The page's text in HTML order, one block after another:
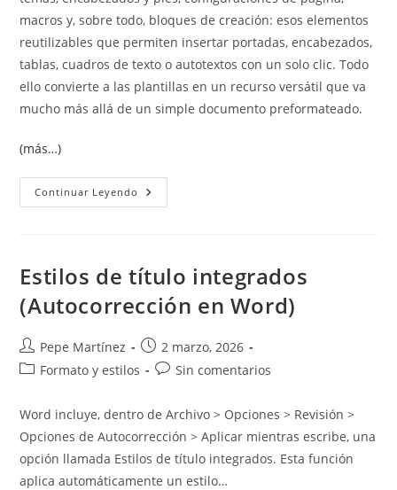
macros y, sobre todo, bloques de creación: esos elementos
reutilizables que permiten insertar portadas, encabezados,
tablas, cuadros de texto o autotextos con un solo clic. Todo
ello convierte a las plantillas en un recurso versátil que va
mucho más allá de un simple documento preformateado.
(más…)
Continuar Leyendo Tipos
De
Estilos de título integrados
(Autocorrección en Word)
Autor
de
Pepe Martínez
Publicación
de
2 marzo, 2026
Categoría
la
entrada:
Formato y estilos
Comentarios
entrada:
Sin comentarios
Word incluye, dentro de Archivo > Opciones > Revisión >
Opciones de Autocorrección > Aplicar mientras escribe, una
opción llamada Estilos de título integrados. Esta función
aplica automáticamente un estilo…